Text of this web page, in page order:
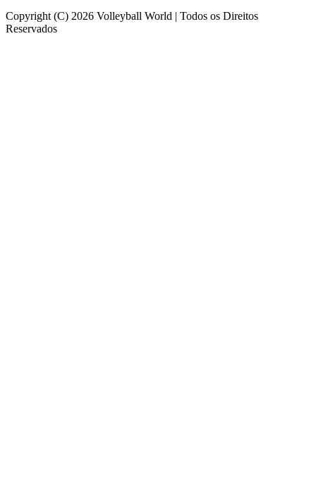
Copyright (C) 2026 Volleyball World | Todos os Direitos
Reservados